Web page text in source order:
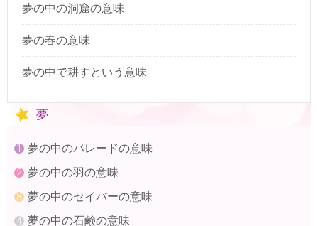
夢の中の洞窟の意味
夢の春の意味
夢の中で耕すという意味
夢
夢の中のパレードの意味
夢の中の羽の意味
夢の中のセイバーの意味
夢の中の石鹸の意味